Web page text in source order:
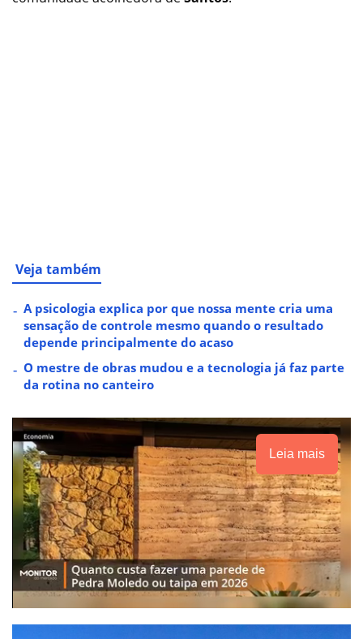
Veja também
A psicologia explica por que nossa mente cria uma
sensação de controle mesmo quando o resultado
depende principalmente do acaso
O mestre de obras mudou e a tecnologia já faz parte
da rotina no canteiro
Leia mais